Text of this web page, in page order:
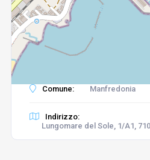
Comune: Manfredonia
Indirizzo:
Lungomare del Sole, 1/A1,